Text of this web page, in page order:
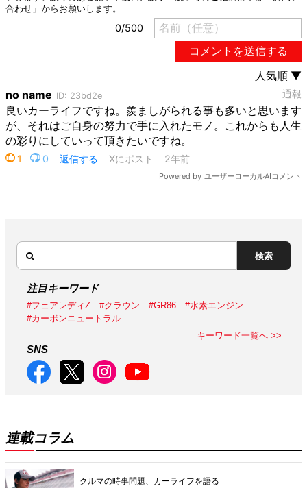
検索
注目キーワード
#フェアレディZ #クラウン #GR86
#水素エンジン
#カーボンニュートラル
キーワード一覧へ >>
SNS
連載コラム
クルマの時事問題、カーライフを語る